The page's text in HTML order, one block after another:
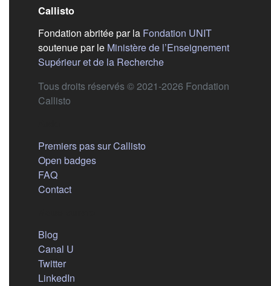
Callisto
Fondation abritée par la Fondation UNIT(s'ouvre
soutenue par le Ministère de l’Enseignement
Supérieur et de la Recherche(s'ouvre dans un nouvel
Tous droits réservés © 2021-2026 Fondation
Callisto
Premiers pas sur Callisto
Open badges
FAQ
Contact
Blog
Canal U
Twitter(s'ouvre dans un nouvel onglet)
LinkedIn